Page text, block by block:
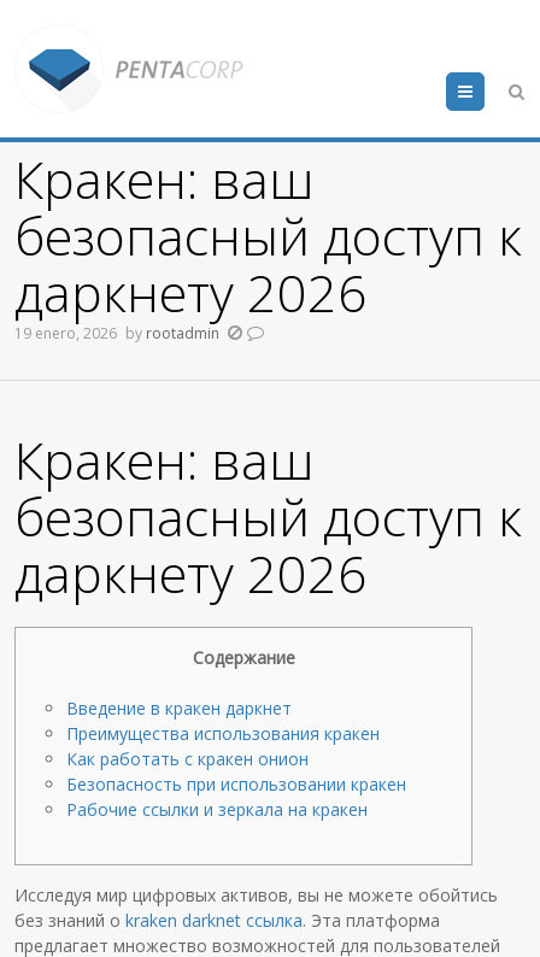
Menu
Кракен: ваш
безопасный доступ к
даркнету 2026
19 enero, 2026 by rootadmin
Кракен: ваш
безопасный доступ к
даркнету 2026
Содержание
Введение в кракен даркнет
Преимущества использования кракен
Как работать с кракен онион
Безопасность при использовании кракен
Рабочие ссылки и зеркала на кракен
Исследуя мир цифровых активов, вы не можете обойтись
без знаний оkraken darknet ссылка. Эта платформа
предлагает множество возможностей для пользователей